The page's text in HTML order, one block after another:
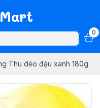
0
Thu dẻo đậu xanh 180g